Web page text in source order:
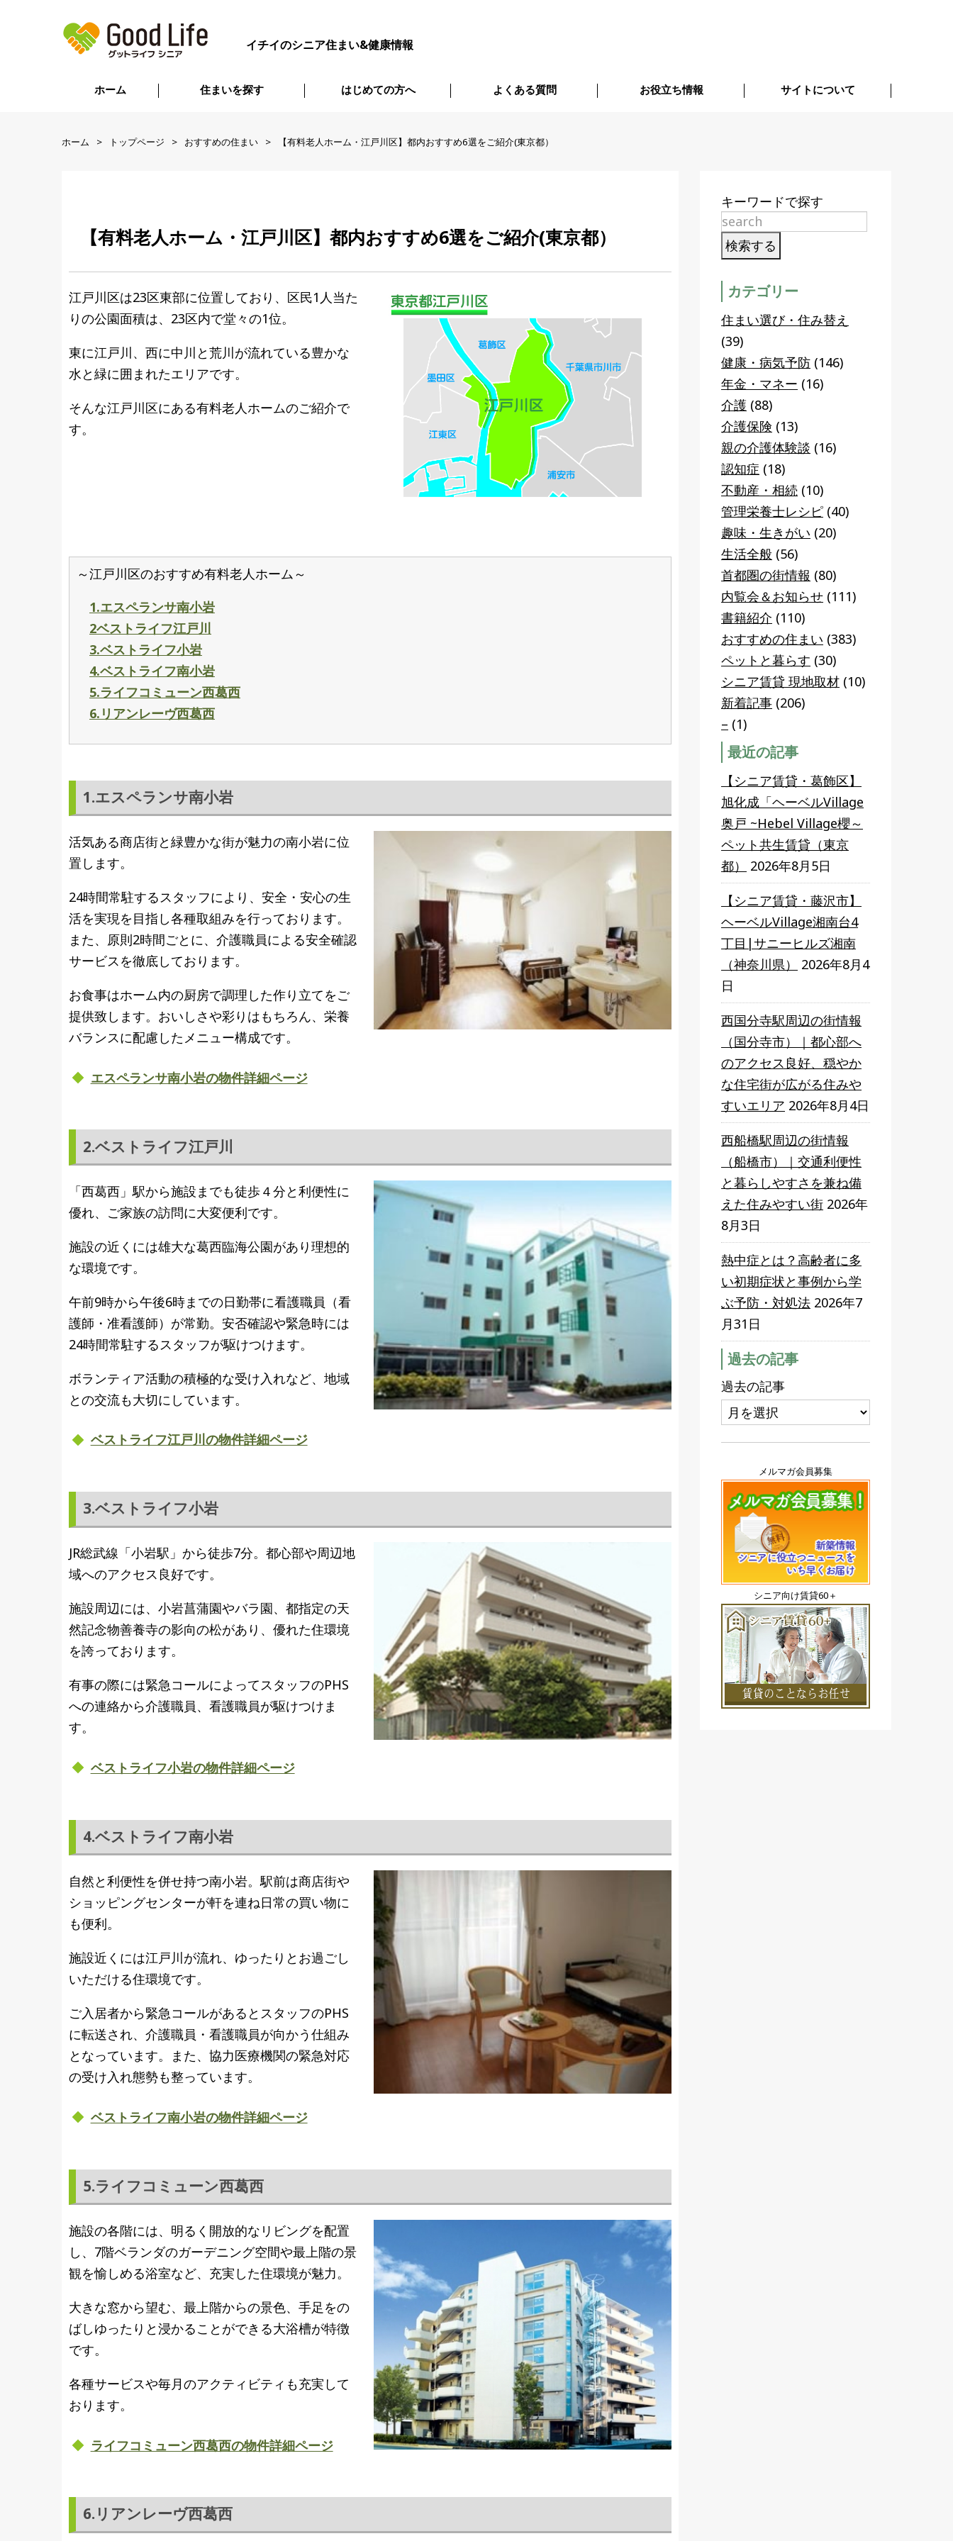
イチイのシニア住まい&健康情報
ホーム 住まいを探す はじめての方へ よくある質問 お役立ち情報 サイトについて
ホーム トップページ おすすめの住まい 【有料老人ホーム・江戸川区】都内おすすめ6選をご紹介(東京都）
【有料老人ホーム・江戸川区】都内おすすめ6選をご紹介(東京都）
江戸川区は23区東部に位置しており、区民1人当た
りの公園面積は、23区内で堂々の1位。
東に江戸川、西に中川と荒川が流れている豊かな
水と緑に囲まれたエリアです。
そんな江戸川区にある有料老人ホームのご紹介で
す。
～江戸川区のおすすめ有料老人ホーム～
1.エスペランサ南小岩
2ベストライフ江戸川
3.ベストライフ小岩
4.ベストライフ南小岩
5.ライフコミューン西葛西
6.リアンレーヴ西葛西
1.エスペランサ南小岩
活気ある商店街と緑豊かな街が魅力の南小岩に位
置します。
24時間常駐するスタッフにより、安全・安心の生
活を実現を目指し各種取組みを行っております。
また、原則2時間ごとに、介護職員による安全確認
サービスを徹底しております。
お食事はホーム内の厨房で調理した作り立てをご
提供致します。おいしさや彩りはもちろん、栄養
バランスに配慮したメニュー構成です。
エスペランサ南小岩の物件詳細ページ
2.ベストライフ江戸川
「西葛西」駅から施設までも徒歩４分と利便性に
優れ、ご家族の訪問に大変便利です。
施設の近くには雄大な葛西臨海公園があり理想的
な環境です。
午前9時から午後6時までの日勤帯に看護職員（看
護師・准看護師）が常勤。安否確認や緊急時には
24時間常駐するスタッフが駆けつけます。
ボランティア活動の積極的な受け入れなど、地域
との交流も大切にしています。
ベストライフ江戸川の物件詳細ページ
3.ベストライフ小岩
JR総武線「小岩駅」から徒歩7分。都心部や周辺地
域へのアクセス良好です。
施設周辺には、小岩菖蒲園やバラ園、都指定の天
然記念物善養寺の影向の松があり、優れた住環境
を誇っております。
有事の際には緊急コールによってスタッフのPHS
への連絡から介護職員、看護職員が駆けつけま
す。
ベストライフ小岩の物件詳細ページ
4.ベストライフ南小岩
自然と利便性を併せ持つ南小岩。駅前は商店街や
ショッピングセンターが軒を連ね日常の買い物に
も便利。
施設近くには江戸川が流れ、ゆったりとお過ごし
いただける住環境です。
ご入居者から緊急コールがあるとスタッフのPHS
に転送され、介護職員・看護職員が向かう仕組み
となっています。また、協力医療機関の緊急対応
の受け入れ態勢も整っています。
ベストライフ南小岩の物件詳細ページ
5.ライフコミューン西葛西
施設の各階には、明るく開放的なリビングを配置
し、7階ベランダのガーデニング空間や最上階の景
観を愉しめる浴室など、充実した住環境が魅力。
大きな窓から望む、最上階からの景色、手足をの
ばしゆったりと浸かることができる大浴槽が特徴
です。
各種サービスや毎月のアクティビティも充実して
おります。
ライフコミューン西葛西の物件詳細ページ
6.リアンレーヴ西葛西
キーワードで探す
カテゴリー
住まい選び・住み替え
(39)
健康・病気予防 (146)
年金・マネー (16)
介護 (88)
介護保険 (13)
親の介護体験談 (16)
認知症 (18)
不動産・相続 (10)
管理栄養士レシピ (40)
趣味・生きがい (20)
生活全般 (56)
首都圏の街情報 (80)
内覧会＆お知らせ (111)
書籍紹介 (110)
おすすめの住まい (383)
ペットと暮らす (30)
シニア賃貸 現地取材 (10)
新着記事 (206)
– (1)
最近の記事
【シニア賃貸・葛飾区】
旭化成「ヘーベルVillage
奥戸 ~Hebel Village櫻～
ペット共生賃貸（東京
都）
2026年8月5日
【シニア賃貸・藤沢市】
ヘーベルVillage湘南台4
丁目|サニーヒルズ湘南
（神奈川県）
2026年8月4
日
西国分寺駅周辺の街情報
（国分寺市）｜都心部へ
のアクセス良好、穏やか
な住宅街が広がる住みや
すいエリア 2026年8月4日
西船橋駅周辺の街情報
（船橋市）｜交通利便性
と暮らしやすさを兼ね備
えた住みやすい街 2026年
8月3日
熱中症とは？高齢者に多
い初期症状と事例から学
ぶ予防・対処法 2026年7
月31日
過去の記事
過去の記事
メルマガ会員募集
シニア向け賃貸60＋